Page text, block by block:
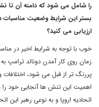
را شامل می شود که دامنه آن تا
بستر این شرایط وضعیت مناسبات
ارزیابی می کنید؟
خوب با توجه به شرایط اخیر در
زمان روی کار‌ آمدن دونالد
پررنگ تر از قبل می شود،
اهمیت این تنش ها آنجایی خود
اتحادیه اروپا و به نوعی رهبر این